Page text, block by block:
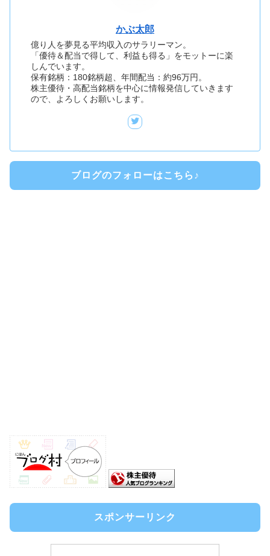
かぶ太郎
億り人を夢見る平均収入のサラリーマン。
「優待＆配当で得して、利益も得る」をモットーに楽
しんでいます。
保有銘柄：180銘柄超、年間配当：約96万円。
株主優待・高配当銘柄を中心に情報発信していきます
ので、よろしくお願いします。
ブログのフォローはこちら♪
スポンサーリンク